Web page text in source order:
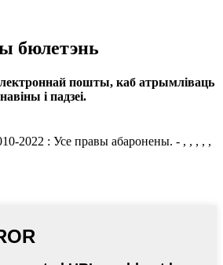
бюлетэнь
пошты, каб атрымліваць
і падзеі.
2022 : Усе правы абаронены. - , , , , ,